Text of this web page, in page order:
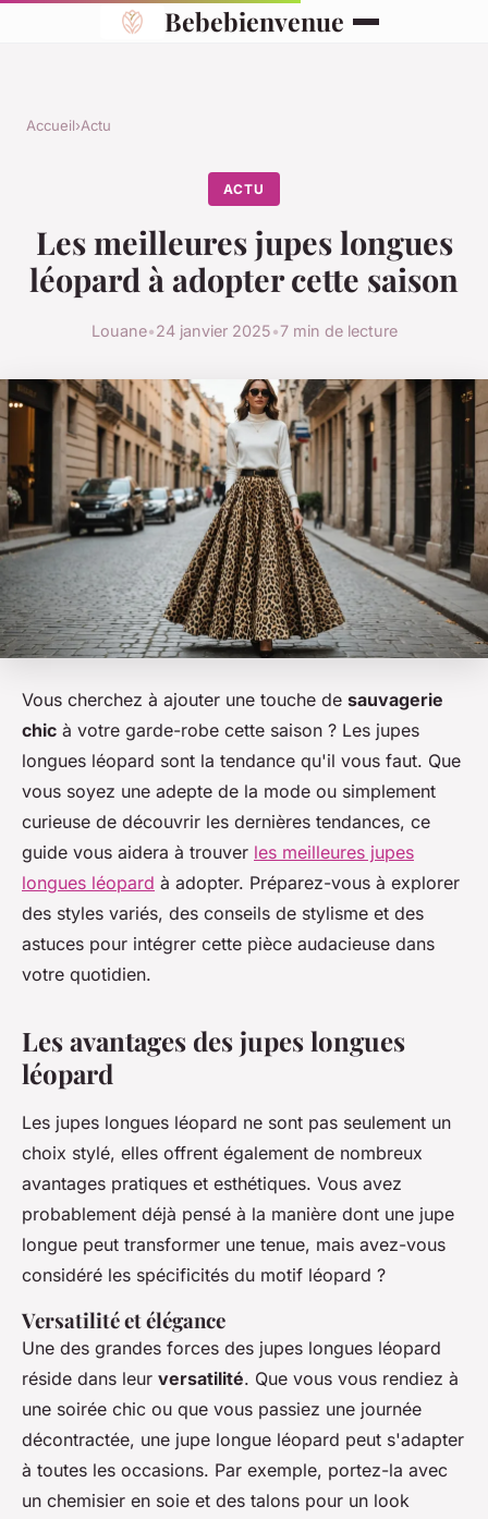
Bebebienvenue
Accueil›Actu
ACTU
Les meilleures jupes longues
léopard à adopter cette saison
Louane•24 janvier 2025•7 min de lecture
Vous cherchez à ajouter une touche de sauvagerie
chic à votre garde-robe cette saison ? Les jupes
longues léopard sont la tendance qu'il vous faut. Que
vous soyez une adepte de la mode ou simplement
curieuse de découvrir les dernières tendances, ce
guide vous aidera à trouver les meilleures jupes
longues léopard à adopter. Préparez-vous à explorer
des styles variés, des conseils de stylisme et des
astuces pour intégrer cette pièce audacieuse dans
votre quotidien.
Les avantages des jupes longues
léopard
Les jupes longues léopard ne sont pas seulement un
choix stylé, elles offrent également de nombreux
avantages pratiques et esthétiques. Vous avez
probablement déjà pensé à la manière dont une jupe
longue peut transformer une tenue, mais avez-vous
considéré les spécificités du motif léopard ?
Versatilité et élégance
Une des grandes forces des jupes longues léopard
réside dans leur versatilité. Que vous vous rendiez à
une soirée chic ou que vous passiez une journée
décontractée, une jupe longue léopard peut s'adapter
à toutes les occasions. Par exemple, portez-la avec
un chemisier en soie et des talons pour un look